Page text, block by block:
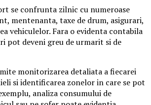
se confrunta zilnic cu numeroase
mentenanta, taxe de drum, asigurari,
vehiculelor. Fara o evidenta contabila
pot deveni greu de urmarit si de
monitorizarea detaliata a fiecarei
si identificarea zonelor in care se pot
analiza consumului de